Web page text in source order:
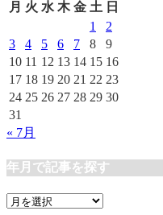
リ
月 火 水 木 金 土 日
1
2
3
4 5 6 7 8
9
10 11 12 13 14 15 16
17 18 19 20 21 22 23
24 25 26 27 28 29 30
31
« 7月
年月で記事を探す
年